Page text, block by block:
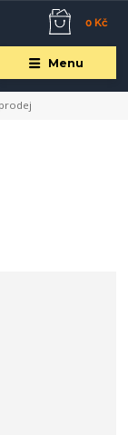
Menu
0 Kč